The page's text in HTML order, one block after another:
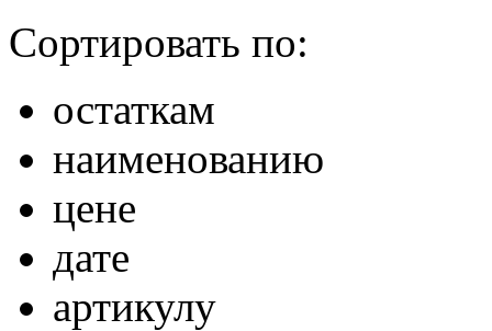
Сортировать по:
остаткам
наименованию
цене
дате
артикулу